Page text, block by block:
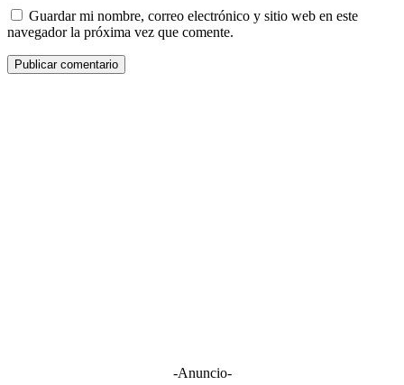
Guardar mi nombre, correo electrónico y sitio web en este
navegador la próxima vez que comente.
-Anuncio-